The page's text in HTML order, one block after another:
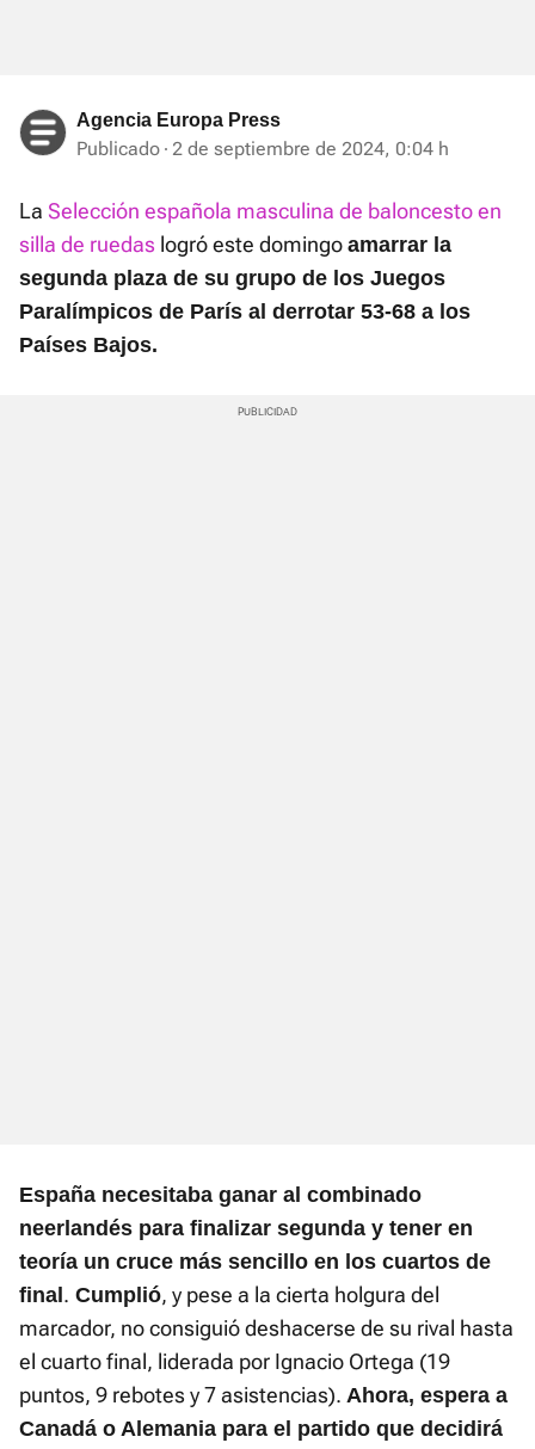
Agencia Europa Press
Publicado 2 de septiembre de 2024, 0:04 h
La Selección española masculina de baloncesto en
silla de ruedas logró este domingo amarrar la
segunda plaza de su grupo de los Juegos
Paralímpicos de París al derrotar 53-68 a los
Países Bajos.
España necesitaba ganar al combinado
neerlandés para finalizar segunda y tener en
teoría un cruce más sencillo en los cuartos de
final . Cumplió, y pese a la cierta holgura del
marcador, no consiguió deshacerse de su rival hasta
el cuarto final, liderada por Ignacio Ortega (19
puntos, 9 rebotes y 7 asistencias). Ahora, espera a
Canadá o Alemania para el partido que decidirá